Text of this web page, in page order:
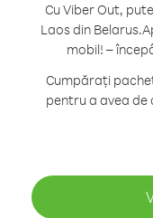
Cu Viber Out,
Laos din Belarus.
mobil! –
Cumpărați
pentru a avea de